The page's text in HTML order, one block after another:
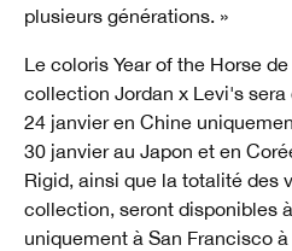
plusieurs générations. »
Le coloris Year of the Horse
collection Jordan x Levi's sera
24 janvier en Chine
30 janvier au Japon et en
Rigid, ainsi que la totalité des
collection, seront disponibles
uniquement à San Francisco